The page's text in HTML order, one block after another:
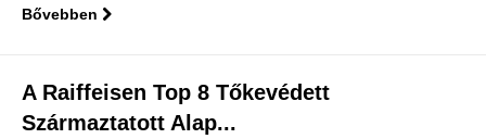
Bővebben
A Raiffeisen Top 8 Tőkevédett
Származtatott Alap...